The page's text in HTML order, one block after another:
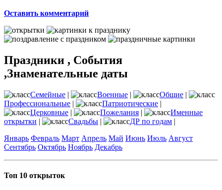
Оставить комментарий
Праздники , События
,Знаменательные даты
Семейные | Военные | Общие |
Профессиональные | Патриотические |
Церковные | Пожелания |
Именные
открытки | Свадьбы | ДР по годам |
Январь Февраль Март Апрель Май Июнь Июль Август
Сентябрь Октябрь Ноябрь Декабрь
Топ 10 открыток